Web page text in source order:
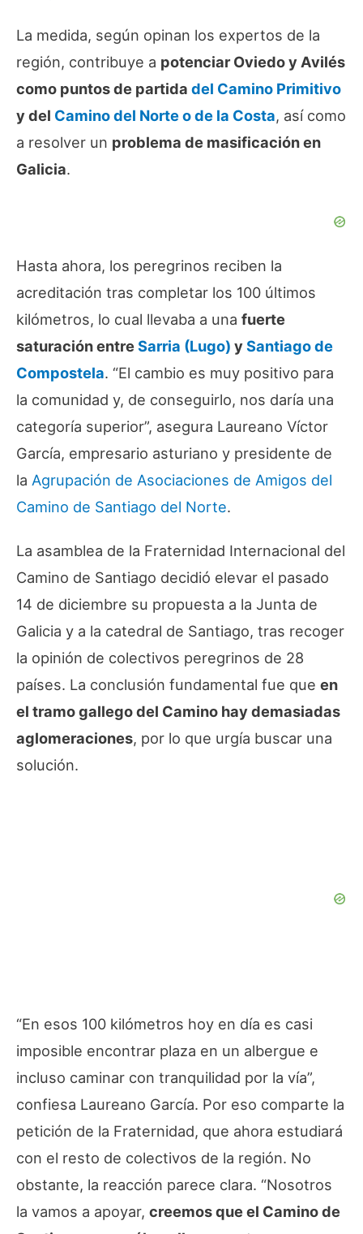
La medida, según opinan los expertos de la
región, contribuye a potenciar Oviedo y Avilés
como puntos de partida del Camino Primitivo
y del Camino del Norte o de la Costa, así como
a resolver un problema de masificación en
Galicia.
Hasta ahora, los peregrinos reciben la
acreditación tras completar los 100 últimos
kilómetros, lo cual llevaba a una fuerte
saturación entreSarria (Lugo) ySantiago de
Compostela. “El cambio es muy positivo para
la comunidad y, de conseguirlo, nos daría una
categoría superior”, asegura Laureano Víctor
García, empresario asturiano y presidente de
la Agrupación de Asociaciones de Amigos del
Camino de Santiago del Norte.
La asamblea de la Fraternidad Internacional del
Camino de Santiago decidió elevar el pasado
14 de diciembre su propuesta a la Junta de
Galicia y a la catedral de Santiago, tras recoger
la opinión de colectivos peregrinos de 28
países. La conclusión fundamental fue que en
el tramo gallego del Camino hay demasiadas
aglomeraciones, por lo que urgía buscar una
solución.
“En esos 100 kilómetros hoy en día es casi
imposible encontrar plaza en un albergue e
incluso caminar con tranquilidad por la vía”,
confiesa Laureano García. Por eso comparte la
petición de la Fraternidad, que ahora estudiará
con el resto de colectivos de la región. No
obstante, la reacción parece clara. “Nosotros
la vamos a apoyar, creemos que el Camino de